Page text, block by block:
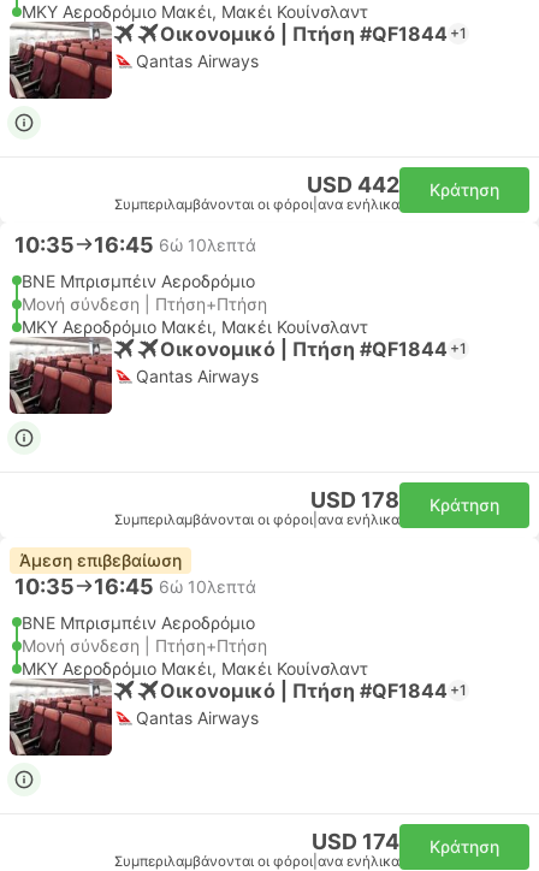
MKY Αεροδρόμιο Μακέι, Μακέι Κουίνσλαντ
Οικονομικό | Πτήση #QF1844 +1
Qantas Airways
USD 442
Συμπεριλαμβάνονται οι φόροι ανα ενήλικα
Κράτηση
10:35 16:45 6ώ 10λεπτά
BNE Μπρισμπέιν Αεροδρόμιο
Μονή σύνδεση | Πτήση+Πτήση
MKY Αεροδρόμιο Μακέι, Μακέι Κουίνσλαντ
Οικονομικό | Πτήση #QF1844 +1
Qantas Airways
USD 178
Συμπεριλαμβάνονται οι φόροι ανα ενήλικα
Κράτηση
Άμεση επιβεβαίωση
10:35 16:45 6ώ 10λεπτά
BNE Μπρισμπέιν Αεροδρόμιο
Μονή σύνδεση | Πτήση+Πτήση
MKY Αεροδρόμιο Μακέι, Μακέι Κουίνσλαντ
Οικονομικό | Πτήση #QF1844 +1
Qantas Airways
USD 174
Συμπεριλαμβάνονται οι φόροι ανα ενήλικα
Κράτηση